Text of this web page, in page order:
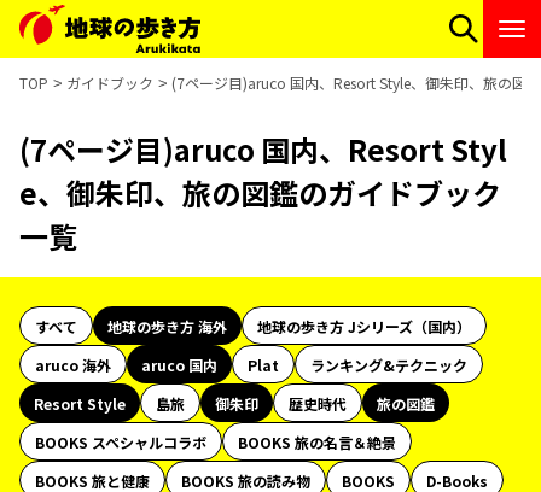
TOP ガイドブック (7ページ目)aruco 国内、Resort Style、御朱印、旅の図
(7ページ目)aruco 国内、Resort Styl
e、御朱印、旅の図鑑のガイドブック
一覧
すべて 地球の歩き方 海外
地球の歩き方 Jシリーズ（国内）
aruco 海外
aruco 国内 Plat
ランキング&テクニック
Resort Style
島旅 御朱印 歴史時代
旅の図鑑
BOOKS スペシャルコラボ
BOOKS 旅の名言＆絶景
BOOKS 旅と健康
BOOKS 旅の読み物 BOOKS
D-Books